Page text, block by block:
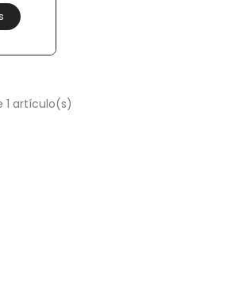
1 artículo(s)